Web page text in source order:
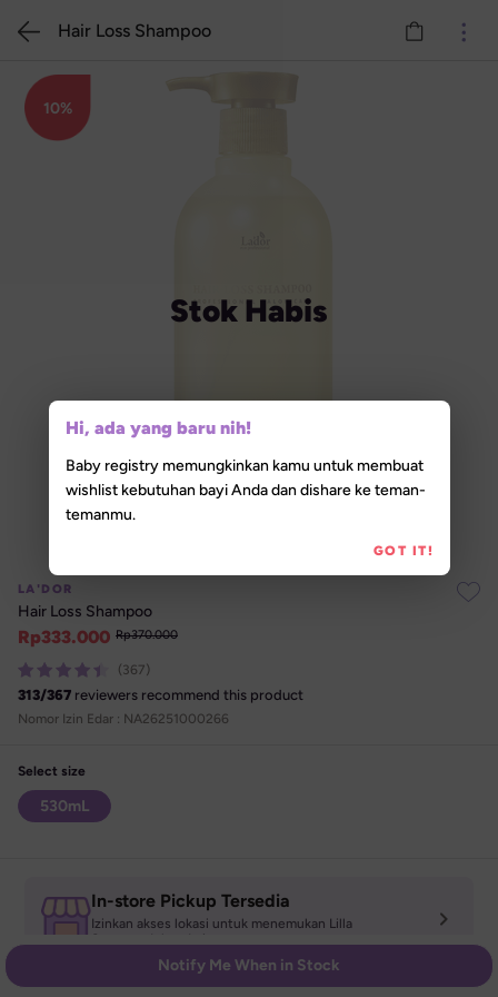
Stok Habis
10%
LA'DOR
Hair Loss Shampoo
Rp333.000 Rp370.000
(367)
313/367 reviewers recommend this product
Nomor Izin Edar : NA26251000266
Select size
530mL
In-store Pickup Tersedia
Izinkan akses lokasi untuk menemukan Lilla
Store terdekat darimu
Hair Loss Shampoo
Notify Me When in Stock
Hi, ada yang baru nih!
Baby registry memungkinkan kamu untuk membuat
wishlist kebutuhan bayi Anda dan dishare ke teman-
temanmu.
GOT IT!